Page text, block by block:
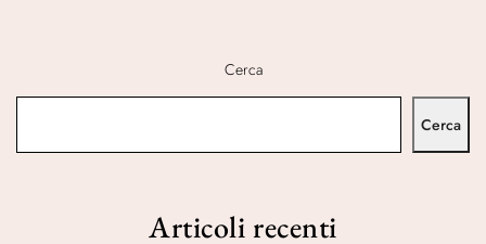
Cerca
Cerca
Articoli recenti